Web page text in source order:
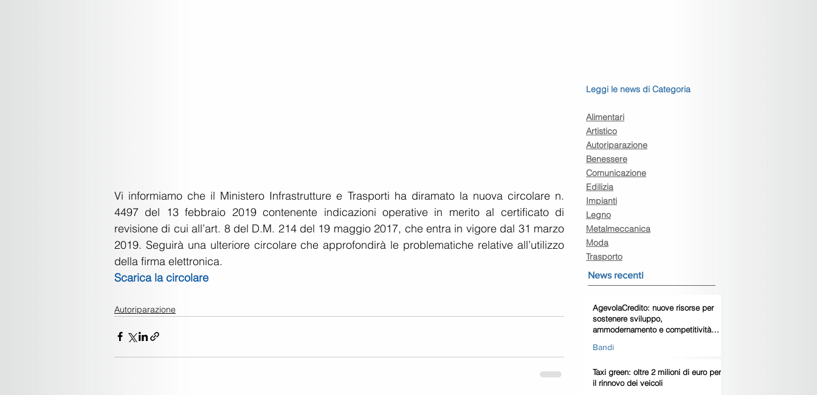
Vi informiamo che il Ministero Infrastrutture e Trasporti ha diramato la nuova circolare n.
4497 del 13 febbraio 2019 contenente indicazioni operative in merito al certificato di
revisione di cui all’art. 8 del D.M. 214 del 19 maggio 2017, che entra in vigore dal 31 marzo
2019. Seguirà una ulteriore circolare che approfondirà le problematiche relative all’utilizzo
della firma elettronica.
Scarica la circolare
Autoriparazione
Leggi le news di Categoria
Alimentari
Artistico
Autoriparazione
Benessere
Comunicazione
Edilizia
Impianti
Legno
Metalmeccanica
Moda
Trasporto
News recenti
AgevolaCredito: nuove risorse per
sostenere sviluppo,
ammodernamento e competitività
Bandi
Taxi green: oltre 2 milioni di euro per
il rinnovo dei veicoli